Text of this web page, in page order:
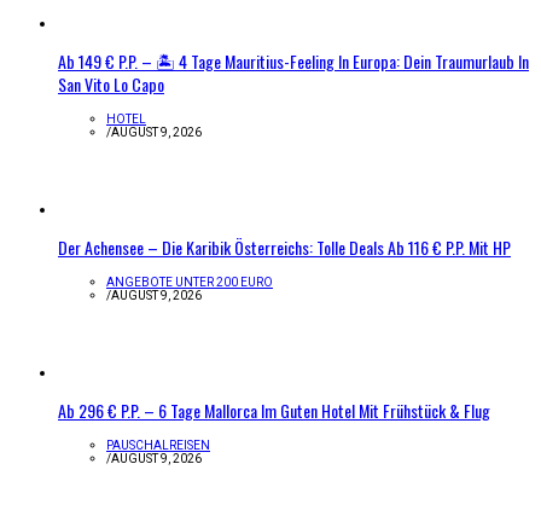
Ab 149 € P.P. – 🏝️ 4 Tage Mauritius-Feeling In Europa: Dein Traumurlaub In
San Vito Lo Capo
HOTEL
/AUGUST 9, 2026
Der Achensee – Die Karibik Österreichs: Tolle Deals Ab 116 € P.P. Mit HP
ANGEBOTE UNTER 200 EURO
/AUGUST 9, 2026
Ab 296 € P.P. – 6 Tage Mallorca Im Guten Hotel Mit Frühstück & Flug
PAUSCHALREISEN
/AUGUST 9, 2026